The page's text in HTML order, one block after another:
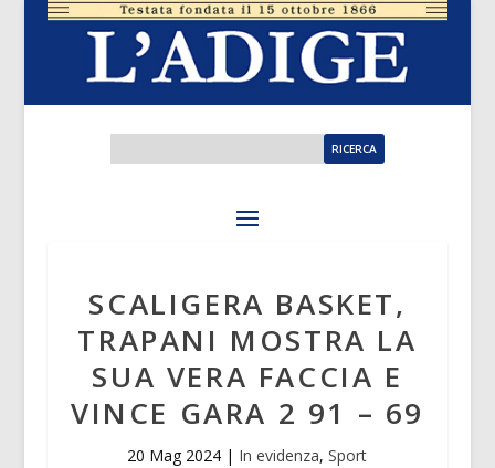
SCALIGERA BASKET,
TRAPANI MOSTRA LA
SUA VERA FACCIA E
VINCE GARA 2 91 – 69
20 Mag 2024 | In evidenza,Sport